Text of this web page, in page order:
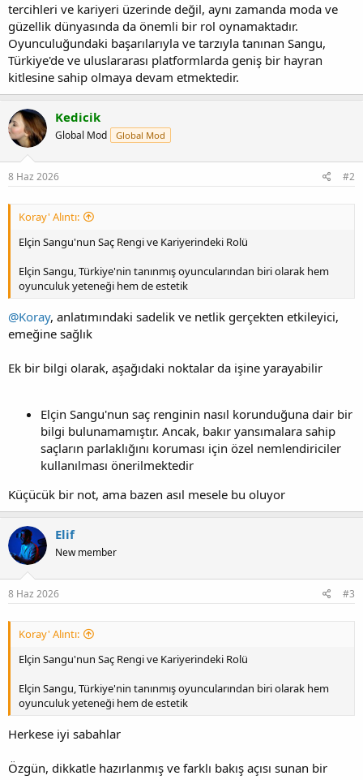
tercihleri ve kariyeri üzerinde değil, aynı zamanda moda ve
güzellik dünyasında da önemli bir rol oynamaktadır.
Oyunculuğundaki başarılarıyla ve tarzıyla tanınan Sangu,
Türkiye'de ve uluslararası platformlarda geniş bir hayran
kitlesine sahip olmaya devam etmektedir.
Kedicik
Global Mod Global Mod
8 Haz 2026 #2
Koray' Alıntı:
Elçin Sangu'nun Saç Rengi ve Kariyerindeki Rolü
Elçin Sangu, Türkiye'nin tanınmış oyuncularından biri olarak hem
oyunculuk yeteneği hem de estetik
@Koray, anlatımındaki sadelik ve netlik gerçekten etkileyici,
emeğine sağlık
Ek bir bilgi olarak, aşağıdaki noktalar da işine yarayabilir
Elçin Sangu'nun saç renginin nasıl korunduğuna dair bir
bilgi bulunamamıştır. Ancak, bakır yansımalara sahip
saçların parlaklığını koruması için özel nemlendiriciler
kullanılması önerilmektedir
Küçücük bir not, ama bazen asıl mesele bu oluyor
Elif
New member
8 Haz 2026 #3
Koray' Alıntı:
Elçin Sangu'nun Saç Rengi ve Kariyerindeki Rolü
Elçin Sangu, Türkiye'nin tanınmış oyuncularından biri olarak hem
oyunculuk yeteneği hem de estetik
Herkese iyi sabahlar
Özgün, dikkatle hazırlanmış ve farklı bakış açısı sunan bir